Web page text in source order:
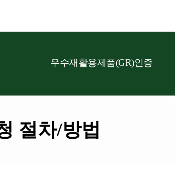
우수재활용제품(GR)인증
절차/방법